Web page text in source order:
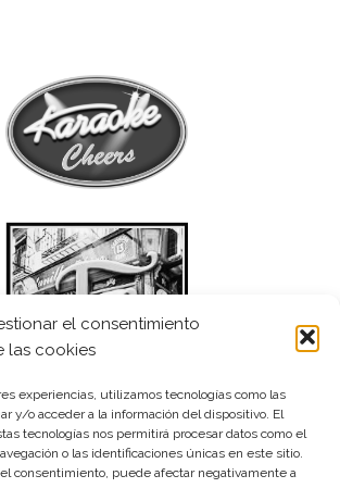
el consentimiento
las cookies
experiencias, utilizamos tecnologías como las
y/o acceder a la información del dispositivo. El
tecnologías nos permitirá procesar datos como el
o las identificaciones únicas en este sitio.
consentimiento, puede afectar negativamente a